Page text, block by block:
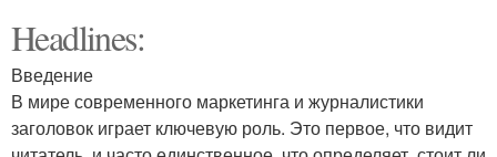
Headlines:
Введение
В мире современного маркетинга и журналистики
заголовок играет ключевую роль. Это первое, что видит